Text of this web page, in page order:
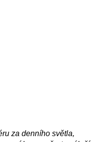
za denního světla,